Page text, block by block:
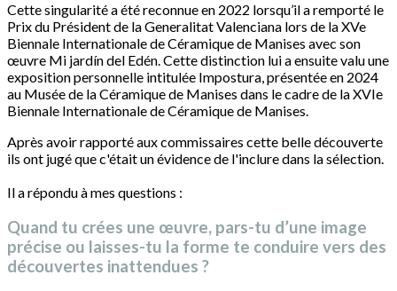
Cette singularité a été reconnue en 2022 lorsqu’il a remporté le
Prix du Président de la Generalitat Valenciana lors de la XVe
Biennale Internationale de Céramique de Manises avec son
œuvre Mi jardín del Edén. Cette distinction lui a ensuite valu une
exposition personnelle intitulée Impostura, présentée en 2024
au Musée de la Céramique de Manises dans le cadre de la XVIe
Biennale Internationale de Céramique de Manises.
Après avoir rapporté aux commissaires cette belle découverte
ils ont jugé que c'était un évidence de l'inclure dans la sélection.
Il a répondu à mes questions :
Quand tu crées une œuvre, pars-tu d’une image
précise ou laisses-tu la forme te conduire vers des
découvertes inattendues ?